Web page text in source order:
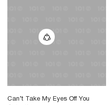
Can’t Take My Eyes Off You